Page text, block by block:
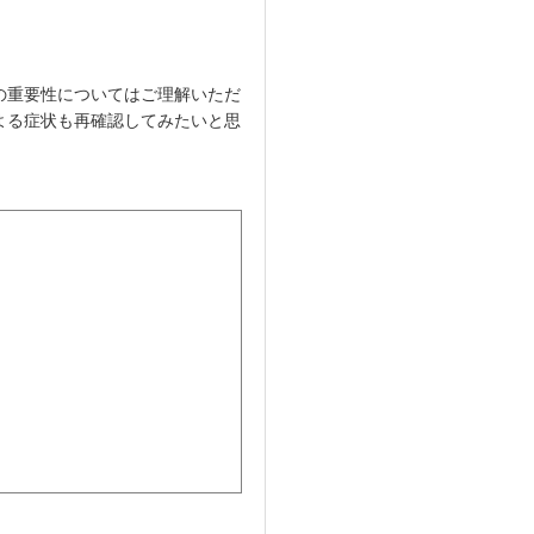
要性についてはご理解いただ
症状も再確認してみたいと思